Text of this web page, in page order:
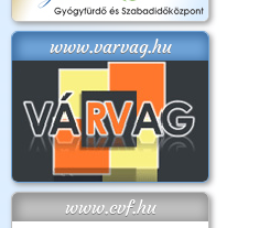
www.varvag.hu
www.cvf.hu